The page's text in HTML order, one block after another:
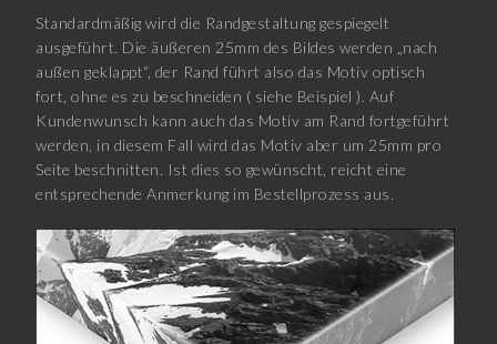
Standardmäßig wird die Randgestaltung gespiegelt
ausgeführt. Die äußeren 25mm des Bildes werden „nach
außen geklappt“, der Rand führt also das Motiv optisch
fort, ohne es zu beschneiden ( siehe Beispiel ). Auf
Kundenwunsch kann auch das Motiv am Rand fortgeführt
werden, in diesem Fall wird das Motiv aber um 25mm pro
Seite beschnitten. Ist dies so gewünscht, reicht eine
entsprechende Anmerkung im Bestellprozess aus.